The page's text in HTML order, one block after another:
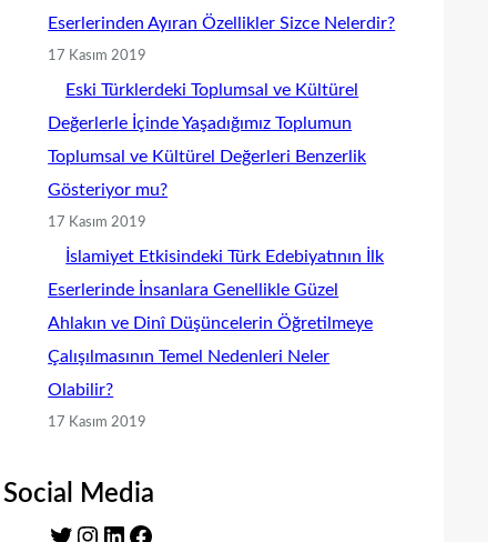
Eserlerinden Ayıran Özellikler Sizce Nelerdir?
17 Kasım 2019
Eski Türklerdeki Toplumsal ve Kültürel
Değerlerle İçinde Yaşadığımız Toplumun
Toplumsal ve Kültürel Değerleri Benzerlik
Gösteriyor mu?
17 Kasım 2019
İslamiyet Etkisindeki Türk Edebiyatının İlk
Eserlerinde İnsanlara Genellikle Güzel
Ahlakın ve Dinî Düşüncelerin Öğretilmeye
Çalışılmasının Temel Nedenleri Neler
Olabilir?
17 Kasım 2019
Social Media